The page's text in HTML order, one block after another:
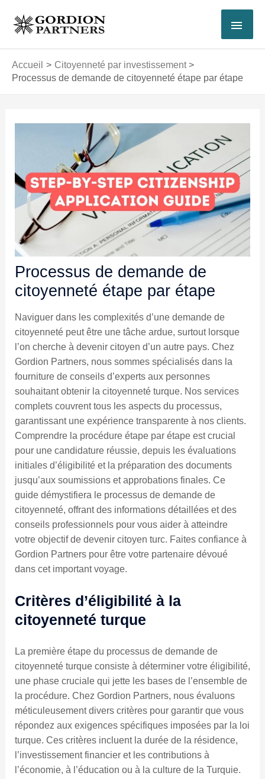
contenu
Accueil
Citoyenneté par investissement
Processus de demande de citoyenneté étape par étape
Processus de demande de
citoyenneté étape par étape
Naviguer dans les complexités d’une demande de
citoyenneté peut être une tâche ardue, surtout lorsque
l’on cherche à devenir citoyen d’un autre pays. Chez
Gordion Partners, nous sommes spécialisés dans la
fourniture de conseils d’experts aux personnes
souhaitant obtenir la citoyenneté turque. Nos services
complets couvrent tous les aspects du processus,
garantissant une expérience transparente à nos clients.
Comprendre la procédure étape par étape est crucial
pour une candidature réussie, depuis les évaluations
initiales d’éligibilité et la préparation des documents
jusqu’aux soumissions et approbations finales. Ce
guide démystifiera le processus de demande de
citoyenneté, offrant des informations détaillées et des
conseils professionnels pour vous aider à atteindre
votre objectif de devenir citoyen turc. Faites confiance à
Gordion Partners pour être votre partenaire dévoué
dans cet important voyage.
Critères d’éligibilité à la
citoyenneté turque
La première étape du processus de demande de
citoyenneté turque consiste à déterminer votre éligibilité,
une phase cruciale qui jette les bases de l’ensemble de
la procédure. Chez Gordion Partners, nous évaluons
méticuleusement divers critères pour garantir que vous
répondez aux exigences spécifiques imposées par la loi
turque. Ces critères incluent la durée de la résidence,
l’investissement financier et les contributions à
l’économie, à l’éducation ou à la culture de la Turquie.